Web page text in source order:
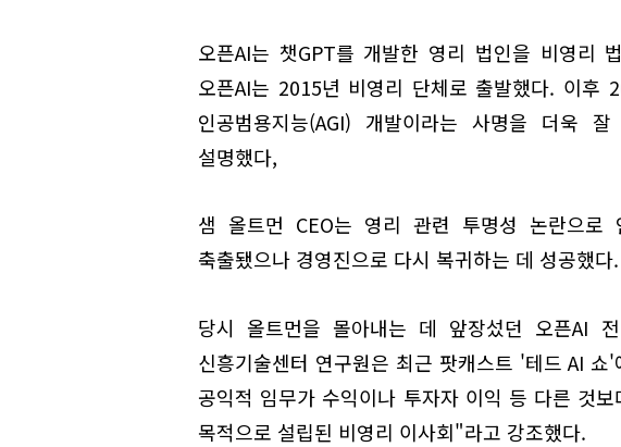
오픈AI는 챗GPT를 개발한 영리 법인을 비영리
오픈AI는 2015년 비영리 단체로 출발했다. 이후
인공범용지능(AGI) 개발이라는 사명을 더욱
설명했다,
샘 올트먼 CEO는 영리 관련 투명성 논란으로
축출됐으나 경영진으로 다시 복귀하는 데 성공했다.
당시 올트먼을 몰아내는 데 앞장섰던 오픈AI
신흥기술센터 연구원은 최근 팟캐스트 '테드 AI
공익적 임무가 수익이나 투자자 이익 등 다른 것
목적으로 설립된 비영리 이사회"라고 강조했다.